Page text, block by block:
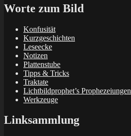
Worte zum Bild
Konfusität
Kurzgeschichten
Leseecke
Notizen
Plattenstube
Tipps & Tricks
Traktate
Lichtbildprophet’s Prophezeiungen
Werkzeuge
Linksammlung